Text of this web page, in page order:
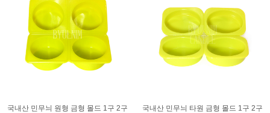
국내산 민무늬 원형 금형 몰드 1구 2구
국내산 민무늬 타원 금형 몰드 1구 2구